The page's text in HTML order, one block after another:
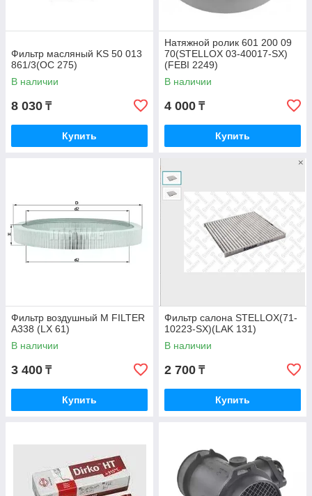
Фильтр масляный KS 50 013
861/3(OC 275)
В наличии
8 030 ₸
Купить
Натяжной ролик 601 200 09
70(STELLOX 03-40017-SX)
(FEBI 2249)
В наличии
4 000 ₸
Купить
Фильтр воздушный M FILTER
A338 (LX 61)
В наличии
3 400 ₸
Купить
Фильтр салона STELLOX(71-
10223-SX)(LAK 131)
В наличии
2 700 ₸
Купить